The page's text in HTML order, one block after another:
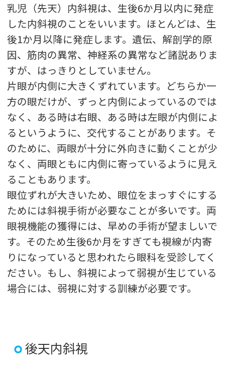
乳児（先天）内斜視は、生後6か月以内に発症
した内斜視のことをいいます。ほとんどは、生
後1か月以降に発症します。遺伝、解剖学的原
因、筋肉の異常、神経系の異常など諸説ありま
すが、はっきりとしていません。
片眼が内側に大きくずれています。どちらか一
方の眼だけが、ずっと内側によっているのでは
なく、ある時は右眼、ある時は左眼が内側によ
るというように、交代することがあります。そ
のために、両眼が十分に外向きに動くことが少
なく、両眼ともに内側に寄っているように見え
ることもあります。
眼位ずれが大きいため、眼位をまっすぐにする
ためには斜視手術が必要なことが多いです。両
眼視機能の獲得には、早めの手術が望ましいで
す。そのため生後6か月をすぎても視線が内寄
りになっていると思われたら眼科を受診してく
ださい。もし、斜視によって弱視が生じている
場合には、弱視に対する訓練が必要です。
後天内斜視